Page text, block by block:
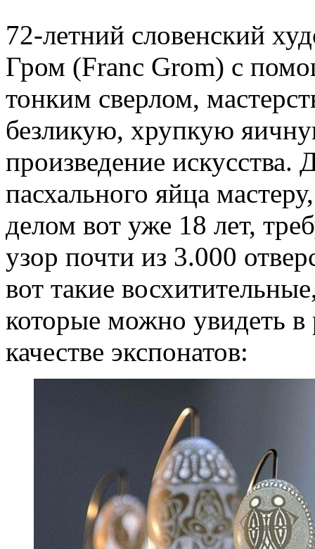
72-летний словенский
Гром (Franc Grom) с
тонким сверлом,
безликую, хрупкую
произведение искусства.
пасхального яйца
делом вот уже 18 лет,
узор почти из 3.000
вот такие
которые можно увидеть
качестве экспонатов: